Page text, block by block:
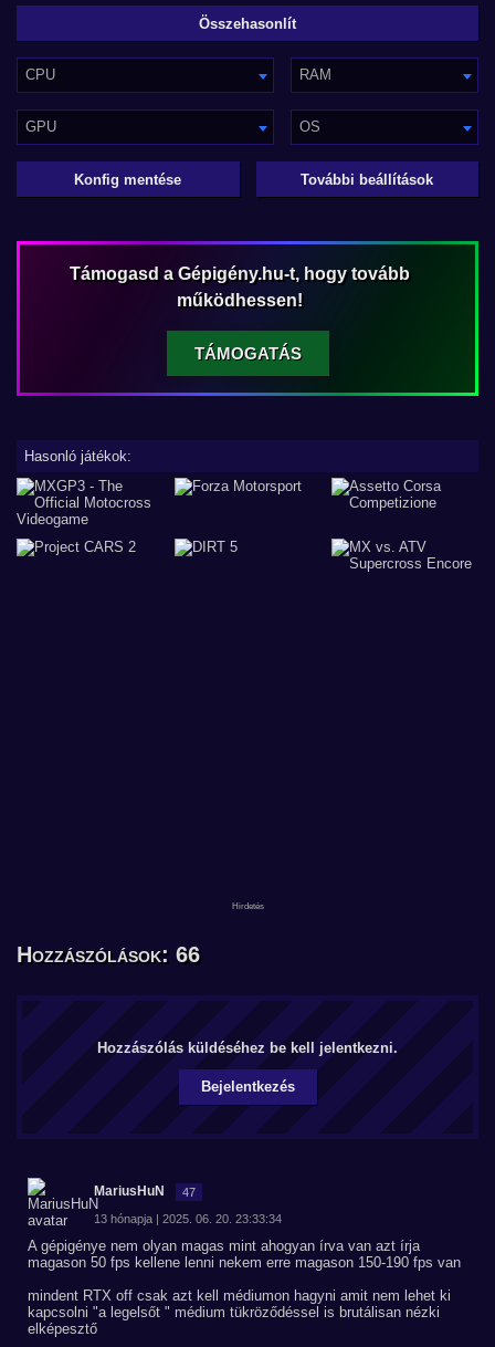
CPU RAM
GPU OS
Konfig mentése További beállítások
Támogasd a Gépigény.hu-t, hogy tovább
működhessen!
TÁMOGATÁS
Hasonló játékok:
Hozzászólások: 66
Hozzászólás küldéséhez be kell jelentkezni.
Bejelentkezés
MariusHuN 47
13 hónapja | 2025. 06. 20. 23:33:34
A gépigénye nem olyan magas mint ahogyan írva van azt írja
magason 50 fps kellene lenni nekem erre magason 150-190 fps van
mindent RTX off csak azt kell médiumon hagyni amit nem lehet ki
kapcsolni "a legelsőt " médium tükröződéssel is brutálisan nézki
elképesztő